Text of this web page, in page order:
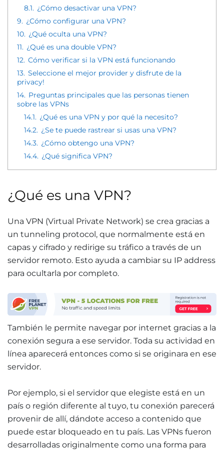
8.1. ¿Cómo desactivar una VPN?
9. ¿Cómo configurar una VPN?
10. ¿Qué oculta una VPN?
11. ¿Qué es una double VPN?
12. Cómo verificar si la VPN está funcionando
13. Seleccione el mejor provider y disfrute de la
privacy!
14. Preguntas principales que las personas tienen
sobre las VPNs
14.1. ¿Qué es una VPN y por qué la necesito?
14.2. ¿Se te puede rastrear si usas una VPN?
14.3. ¿Cómo obtengo una VPN?
14.4. ¿Qué significa VPN?
¿Qué es una VPN?
Una VPN (Virtual Private Network) se crea gracias a
un tunneling protocol, que normalmente está en
capas y cifrado y redirige su tráfico a través de un
servidor remoto. Esto ayuda a cambiar su IP address
para ocultarla por completo.
También le permite navegar por internet gracias a la
conexión segura a ese servidor. Toda su actividad en
línea aparecerá entonces como si se originara en ese
servidor.
Por ejemplo, si el servidor que elegiste está en un
país o región diferente al tuyo, tu conexión parecerá
provenir de allí, dándote acceso a contenido que
puede estar bloqueado en tu país. Las VPNs fueron
desarrolladas originalmente como una forma para